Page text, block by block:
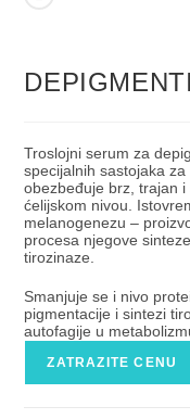
Troslojni serum za
specijalnih sastojaka
obezbeđuje brz, trajan
ćelijskom nivou.
melanogenezu –
procesa njegove
tirozinaze.
Smanjuje se i nivo
pigmentacije i sintezi
autofagije u
ZATRAZITE CENU